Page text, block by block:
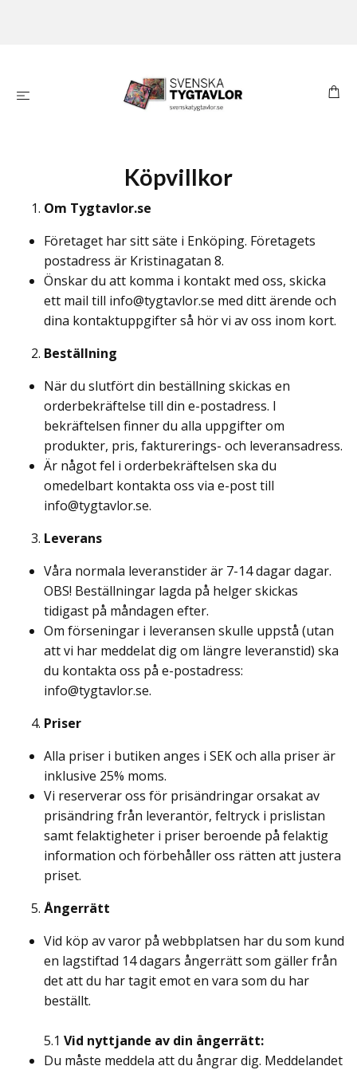
Köpvillkor
Om Tygtavlor.se
Företaget har sitt säte i Enköping. Företagets
postadress är Kristinagatan 8.
Önskar du att komma i kontakt med oss, skicka
ett mail till info@tygtavlor.se med ditt ärende och
dina kontaktuppgifter så hör vi av oss inom kort.
Beställning
När du slutfört din beställning skickas en
orderbekräftelse till din e-postadress. I
bekräftelsen finner du alla uppgifter om
produkter, pris, fakturerings- och leveransadress.
Är något fel i orderbekräftelsen ska du
omedelbart kontakta oss via e-post till
info@tygtavlor.se.
Leverans
Våra normala leveranstider är 7-14 dagar dagar.
OBS! Beställningar lagda på helger skickas
tidigast på måndagen efter.
Om förseningar i leveransen skulle uppstå (utan
att vi har meddelat dig om längre leveranstid) ska
du kontakta oss på e-postadress:
info@tygtavlor.se.
Priser
Alla priser i butiken anges i SEK och alla priser är
inklusive 25% moms.
Vi reserverar oss för prisändringar orsakat av
prisändring från leverantör, feltryck i prislistan
samt felaktigheter i priser beroende på felaktig
information och förbehåller oss rätten att justera
priset.
Ångerrätt
Vid köp av varor på webbplatsen har du som kund
en lagstiftad 14 dagars ångerrätt som gäller från
det att du har tagit emot en vara som du har
beställt.
5.1 Vid nyttjande av din ångerrätt:
Du måste meddela att du ångrar dig. Meddelandet